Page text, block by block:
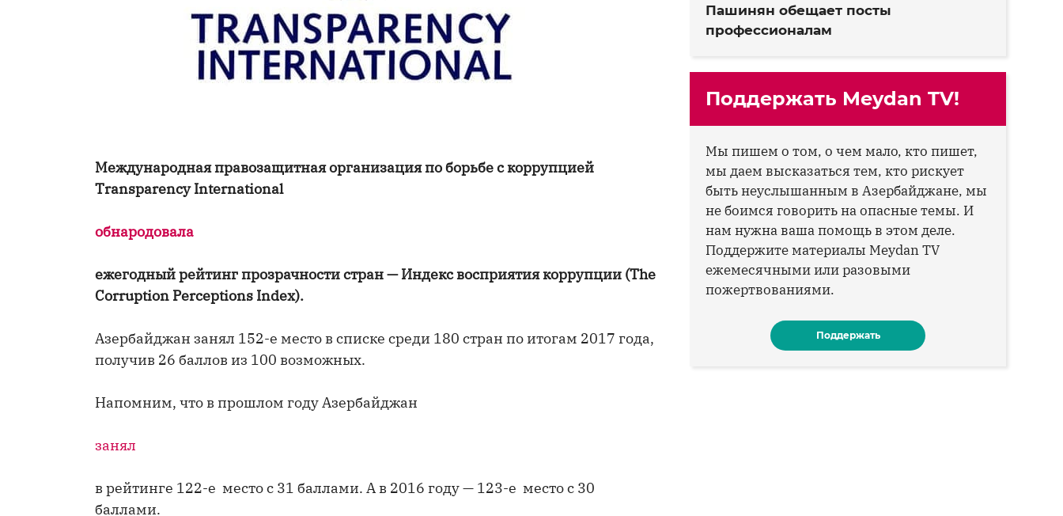
Международная правозащитная организация по борьбе с коррупцией
Transparency International
обнародовала
ежегодный рейтинг прозрачности стран — Индекс восприятия коррупции (The
Corruption Perceptions Index).
Азербайджан занял 152-е место в списке среди 180 стран по итогам 2017 года,
получив 26 баллов из 100 возможных.
Напомним, что в прошлом году Азербайджан
занял
в рейтинге 122-е место с 31 баллами. А в 2016 году — 123-е место с 30
баллами.
Пашинян обещает посты
профессионалам
Поддержать Meydan TV!
Мы пишем о том, о чем мало, кто пишет,
мы даем высказаться тем, кто рискует
быть неуслышанным в Азербайджане, мы
не боимся говорить на опасные темы. И
нам нужна ваша помощь в этом деле.
Поддержите материалы Meydan TV
ежемесячными или разовыми
пожертвованиями.
Поддержать